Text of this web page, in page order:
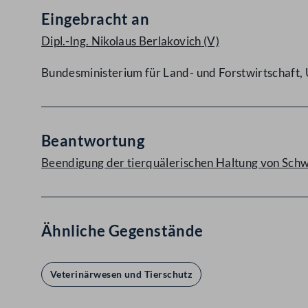
Eingebracht an
Dipl.-Ing. Nikolaus Berlakovich (V)
Bundesministerium für Land- und
Beantwortung
Beendigung der tierquälerischen Haltung von
Ähnliche Gegenstände
Veterinärwesen und Tierschutz